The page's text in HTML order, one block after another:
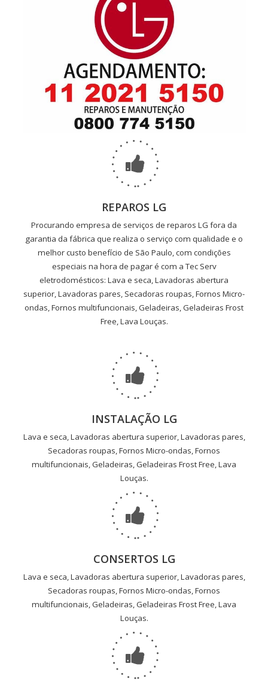
REPAROS LG
Procurando empresa de serviços de reparos LG fora da
garantia da fábrica que realiza o serviço com qualidade e o
melhor custo benefício de São Paulo, com condições
especiais na hora de pagar é com a Tec Serv
eletrodomésticos: Lava e seca, Lavadoras abertura
superior, Lavadoras pares, Secadoras roupas, Fornos Micro-
ondas, Fornos multifuncionais, Geladeiras, Geladeiras Frost
Free, Lava Louças.
INSTALAÇÃO LG
Lava e seca, Lavadoras abertura superior, Lavadoras pares,
Secadoras roupas, Fornos Micro-ondas, Fornos
multifuncionais, Geladeiras, Geladeiras Frost Free, Lava
Louças.
CONSERTOS LG
Lava e seca, Lavadoras abertura superior, Lavadoras pares,
Secadoras roupas, Fornos Micro-ondas, Fornos
multifuncionais, Geladeiras, Geladeiras Frost Free, Lava
Louças.